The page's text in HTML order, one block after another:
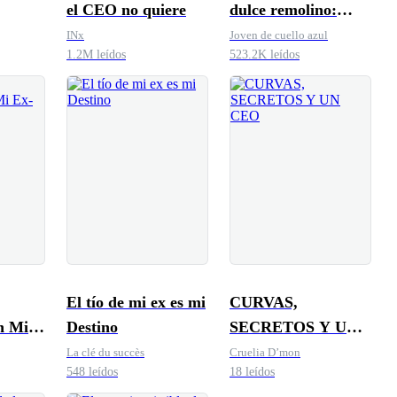
el CEO no quiere
INx
1.2M leídos
dulce remolino:
Señor, ¿le gustaría
ser mi pareja en el
matrimonio?
Joven de cuello azul
523.2K leídos
Mi
El tío de mi ex es mi
Destino
La clé du succès
548 leídos
CURVAS,
SECRETOS Y UN
CEO
Cruelia D’mon
18 leídos